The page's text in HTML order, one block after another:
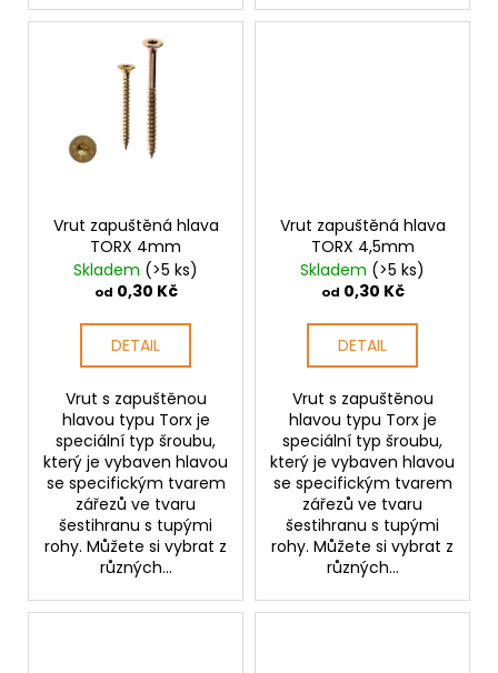
Vrut zapuštěná hlava
TORX 4mm
Skladem (>5 ks)
od 0,30 Kč
DETAIL
Vrut s zapuštěnou
hlavou typu Torx je
speciální typ šroubu,
který je vybaven hlavou
se specifickým tvarem
zářezů ve tvaru
šestihranu s tupými
rohy. Můžete si vybrat z
různých...
Vrut zapuštěná hlava
TORX 4,5mm
Skladem (>5 ks)
od 0,30 Kč
DETAIL
Vrut s zapuštěnou
hlavou typu Torx je
speciální typ šroubu,
který je vybaven hlavou
se specifickým tvarem
zářezů ve tvaru
šestihranu s tupými
rohy. Můžete si vybrat z
různých...